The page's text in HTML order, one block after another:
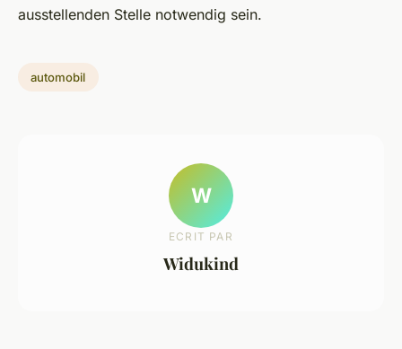
ausstellenden Stelle notwendig sein.
automobil
W
ECRIT PAR
Widukind